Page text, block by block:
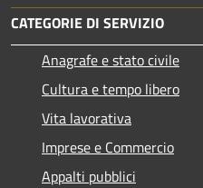
CATEGORIE DI SERVIZIO
Anagrafe e stato civile
Cultura e tempo libero
Vita lavorativa
Imprese e Commercio
Appalti pubblici